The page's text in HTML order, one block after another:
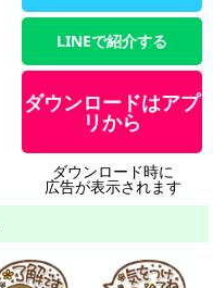
LINEで紹介する
ダウンロードはアプ
リから
ダウンロード時に
広告が表示されます